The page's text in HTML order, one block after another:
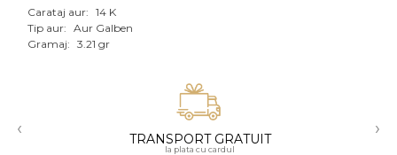
Aur mixt
18K
Carataj aur: 14 K
Tip aur: Aur Galben
Gramaj: 3.21 gr
‹ TRANSPORT GRATUIT
la plata cu cardul
›